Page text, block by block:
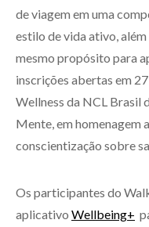
de viagem em uma
estilo de vida ativo,
mesmo propósito para
inscrições abertas em
Wellness da NCL Brasil
Mente, em homenagem
conscientização sobre
Os participantes do
aplicativo Wellbeing+